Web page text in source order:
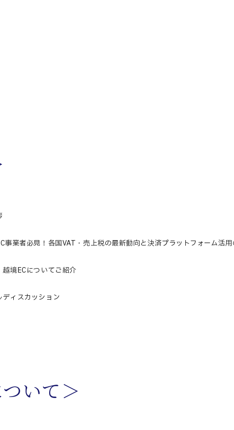
事業者必見！各国VAT・売上税の最新動向と決済プラットフォーム活用
越境ECについてご紹介
ディスカッション
いて＞